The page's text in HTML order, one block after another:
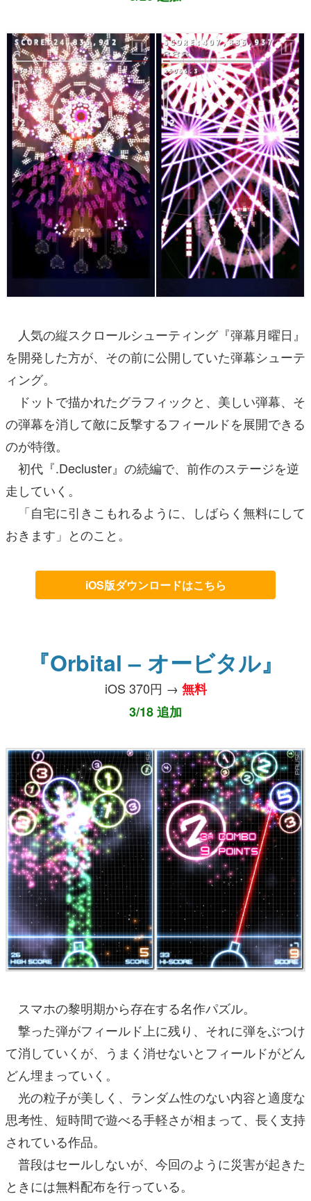
人気の縦スクロールシューティング『弾幕月曜日』
を開発した方が、その前に公開していた弾幕シューテ
ィング。
ドットで描かれたグラフィックと、美しい弾幕、そ
の弾幕を消して敵に反撃するフィールドを展開できる
のが特徴。
初代『.Decluster』の続編で、前作のステージを逆
走していく。
「自宅に引きこもれるように、しばらく無料にして
おきます」とのこと。
iOS版ダウンロードはこちら
『Orbital – オービタル』
iOS 370円 → 無料
3/18 追加
スマホの黎明期から存在する名作パズル。
撃った弾がフィールド上に残り、それに弾をぶつけ
て消していくが、うまく消せないとフィールドがどん
どん埋まっていく。
光の粒子が美しく、ランダム性のない内容と適度な
思考性、短時間で遊べる手軽さが相まって、長く支持
されている作品。
普段はセールしないが、今回のように災害が起きた
ときには無料配布を行っている。